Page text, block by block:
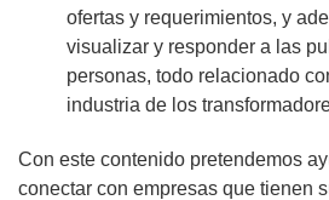
ofertas y requerimientos, y
visualizar y responder a las
personas, todo relacionado
industria de los
Con este contenido pretendemos
conectar con empresas que tienen